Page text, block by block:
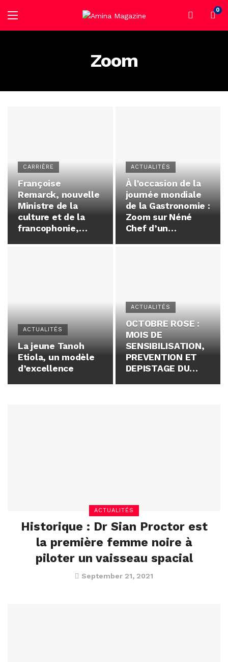
0
Zoom
CARRIÈRE
Françoise
Remarck, nouvelle
Ministre de la
culture et de la
francophonie,
ACTUALITÉS
À l’occasion de la
journée mondiale
de la Gastronomie :
Zoom sur Néné
Chef d’un
ACTUALITÉS
La jeune Tanoh
Etiola, un modèle
d’excellence
ACTUALITÉS
OCTOBRE ROSE :
MOIS DE
SENSIBILISATION,
PREVENTION ET
DEPISTAGE DU
ACTUALITÉS
Historique : Dr Sian Proctor est
la première femme noire à
piloter un vaisseau spacial
September 21, 2021